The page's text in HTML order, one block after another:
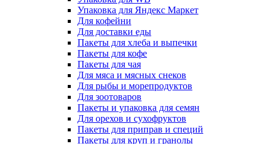
Упаковка для Яндекс Маркет
Для кофейни
Для доставки еды
Пакеты для хлеба и выпечки
Пакеты для кофе
Пакеты для чая
Для мяса и мясных снеков
Для рыбы и морепродуктов
Для зоотоваров
Пакеты и упаковка для семян
Для орехов и сухофруктов
Пакеты для приправ и специй
Пакеты для круп и гранолы